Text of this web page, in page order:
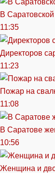
В
11:35
Директоров
11:23
Пожар на
11:08
В Саратове
10:56
Женщина и